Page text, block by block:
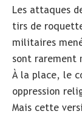
Les attaques
tirs de
militaires
sont rarement
À la place, le
oppression
Mais cette